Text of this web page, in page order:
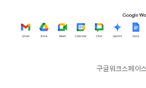
구글워크스페이